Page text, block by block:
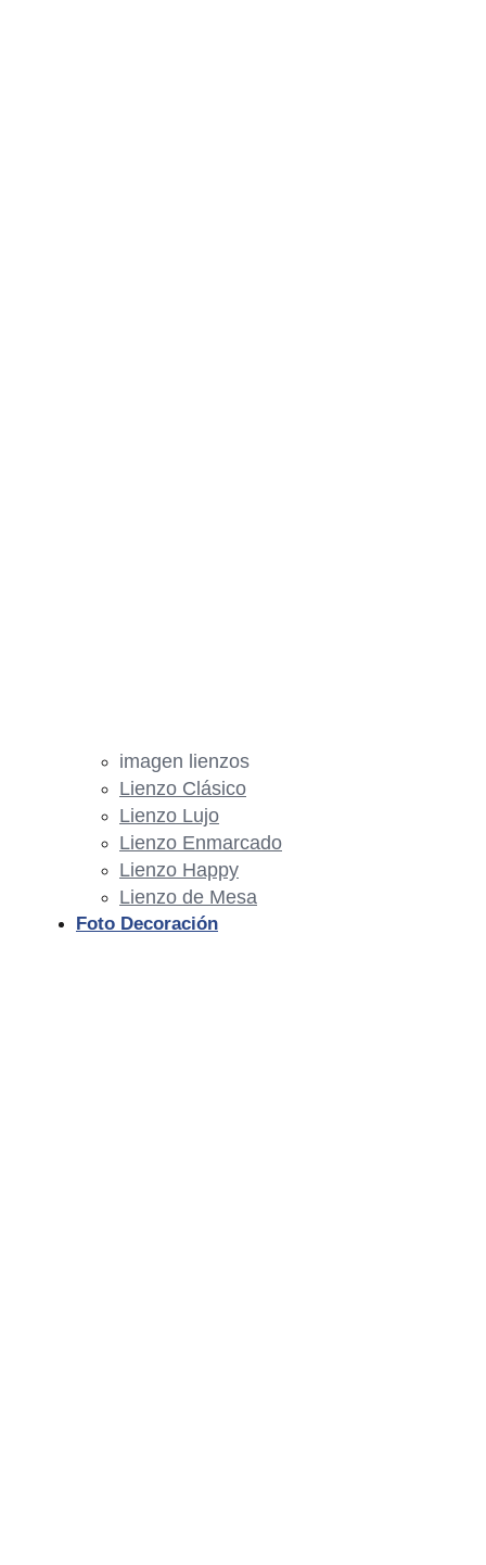
imagen lienzos
Lienzo Clásico
Lienzo Lujo
Lienzo Enmarcado
Lienzo Happy
Lienzo de Mesa
Foto Decoración